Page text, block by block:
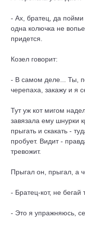
- Ах, братец, да пойми
одна колючка не
придется.
Козел говорит:
- В самом деле... Ты,
черепаха, закажу и я
Тут уж кот мигом
завязала ему шнурки
прыгать и скакать -
пробует. Видит -
тревожит.
Прыгал он, прыгал, а
- Братец-кот, не бегай
- Это я упражняюсь,